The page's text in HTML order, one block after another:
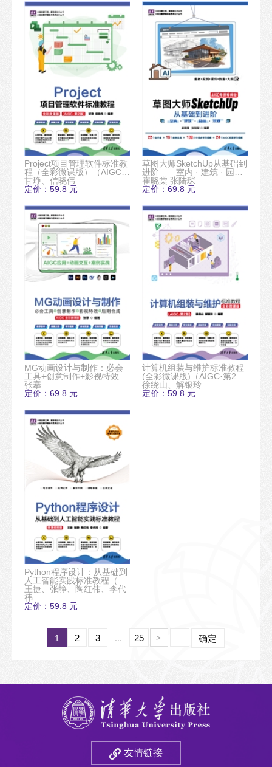
Project项目管理软件标准教
程（全彩微课版）（AIGC·
第2版）
甘琤、信晓伟
定价：59.8 元
草图大师SketchUp从基础到
进阶——室内 · 建筑 · 园林
· 景观（AIGC微课视频版）
崔晓棠 张陆琛
定价：69.8 元
MG动画设计与制作：必会
工具+创意制作+影视特效
+后期合成（AIGC全彩微课
版）
张搴
定价：69.8 元
计算机组装与维护标准教程
(全彩微课版)（AIGC·第2
版）
徐绕山、解银玲
定价：59.8 元
Python程序设计：从基础到
人工智能实践标准教程（微
课视频版）
王捷、张静、陶红伟、李代
祎
定价：59.8 元
1 2 3 25 > 确定
友情链接